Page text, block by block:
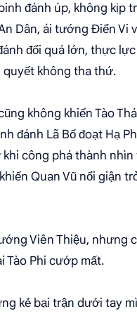
đánh úp, không kịp
Dân, ái tướng Điển Vi
đổi quá lớn, thực
không tha thứ.
không khiến Tào
đánh Lã Bố đoạt Hạ
công phá thành
Quan Vũ nổi giận
Viên Thiệu, nhưng
Tào Phi cướp mất.
kẻ bại trận dưới tay